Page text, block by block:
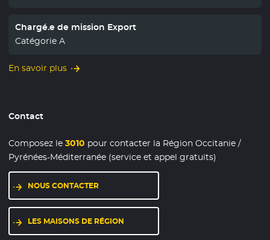
Chargé.e de mission Export
Catégorie A
En savoir plus
Contact
Composez le3010 pour contacter la Région Occitanie /
Pyrénées-Méditerranée (service et appel gratuits)
NOUS CONTACTER
LES MAISONS DE RÉGION